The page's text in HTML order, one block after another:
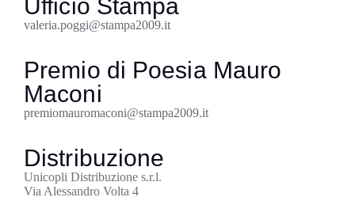
Ufficio Stampa
valeria.poggi@stampa2009.it
Premio di Poesia Mauro
Maconi
premiomauromaconi@stampa2009.it
Distribuzione
Unicopli Distribuzione s.r.l.
Via Alessandro Volta 4